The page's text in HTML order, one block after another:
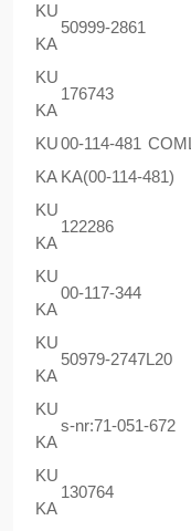
KU
KA
50999-2861
KU
KA
176743
KU
KA
00-114-481
KA(00-114-481)
KU
KA
122286
KU
KA
00-117-344
KU
KA
50979-2747L20
KU
KA
s-nr:71-051-672
KU
KA
130764